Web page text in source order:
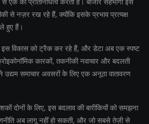
से एक का प्रतिनिधित्व करता है। बाजार सहभागी इस
से नज़र रख रहे हैं, क्योंकि इसके प्रभाव प्रत्यक्ष
हुए हैं।
इस विकास को ट्रैक कर रहे हैं, और डेटा अब एक स्पष्ट
कारकों, तकनीकी नवाचार और बदलती
समाचार अवसरों के लिए एक अनूठा वातावरण
दोनों के लिए, इस बदलाव की बारीकियों को समझना
अब लागू नहीं हो सकती, और जो सबसे तेज़ी से